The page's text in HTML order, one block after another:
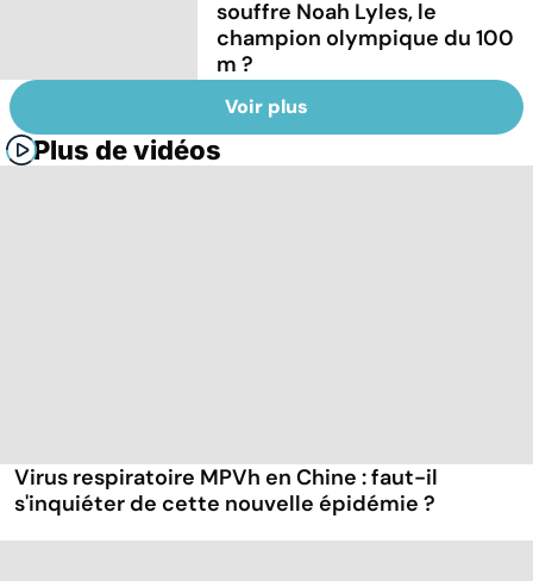
souffre Noah Lyles, le
champion olympique du 100
m ?
Voir plus
Plus de vidéos
Virus respiratoire MPVh en Chine : faut-il
s'inquiéter de cette nouvelle épidémie ?